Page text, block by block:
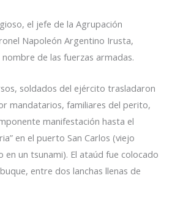
el jefe de la Agrupación
Napoleón Argentino Irusta,
de las fuerzas armadas.
soldados del ejército trasladaron
mandatarios, familiares del perito,
manifestación hasta el
en el puerto San Carlos (viejo
en un tsunami). El ataúd fue colocado
entre dos lanchas llenas de